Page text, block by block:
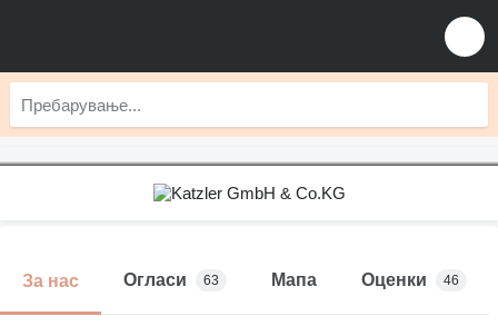
За нас Огласи 63 Мапа Оценки 46